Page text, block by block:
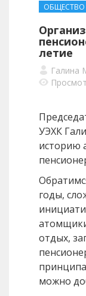
ОБЩЕСТВО
летие
Галина
УЭХК
историю
годы,
отдых,
можно